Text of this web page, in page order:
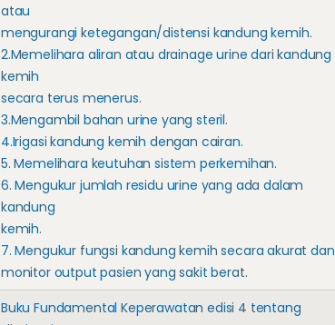
atau
mengurangi ketegangan/distensi kandung kemih.
2.Memelihara aliran atau drainage urine dari kandung
kemih
secara terus menerus.
3.Mengambil bahan urine yang steril.
4.Irigasi kandung kemih dengan cairan.
5. Memelihara keutuhan sistem perkemihan.
6. Mengukur jumlah residu urine yang ada dalam
kandung
kemih.
7. Mengukur fungsi kandung kemih secara akurat dan
monitor output pasien yang sakit berat.
Buku Fundamental Keperawatan edisi 4 tentang